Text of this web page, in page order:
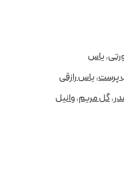
,یاس
پرست,یاس رازقی
,گل مریم,وانیل